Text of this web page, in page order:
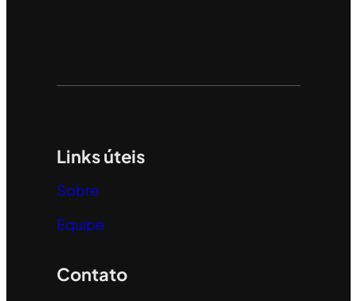
Links úteis
Sobre
Equipe
Contato